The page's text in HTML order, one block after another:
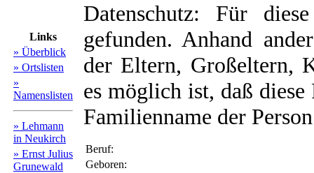
Links
» Überblick
» Ortslisten
»
Namenslisten
» Lehmann
in Neukirch
» Ernst Julius
Grunewald
Datenschutz: Für
gefunden. Anhand
der Eltern, Großeltern,
es möglich ist, daß
Familienname der
Beruf:
Geboren: